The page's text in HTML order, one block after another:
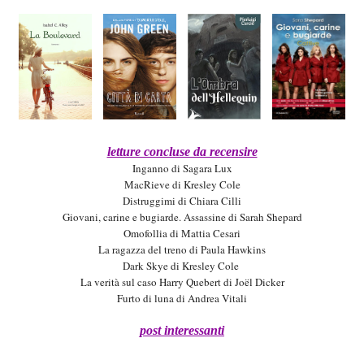
letture concluse da recensire
Inganno di Sagara Lux
MacRieve di Kresley Cole
Distruggimi di Chiara Cilli
Giovani, carine e bugiarde. Assassine di Sarah Shepard
Omofollia di Mattia Cesari
La ragazza del treno di Paula Hawkins
Dark Skye di Kresley Cole
La verità sul caso Harry Quebert di Joël Dicker
Furto di luna di Andrea Vitali
post interessanti